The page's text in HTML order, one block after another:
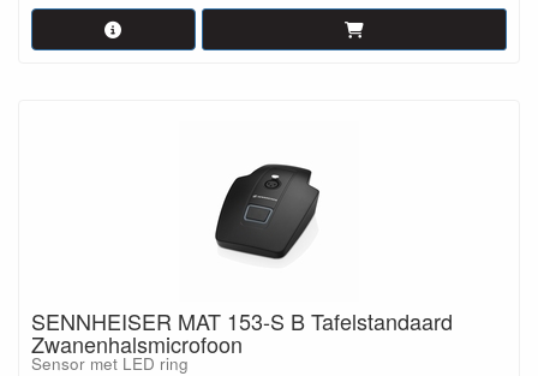
SENNHEISER MAT 153-S B Tafelstandaard
Zwanenhalsmicrofoon
Sensor met LED ring